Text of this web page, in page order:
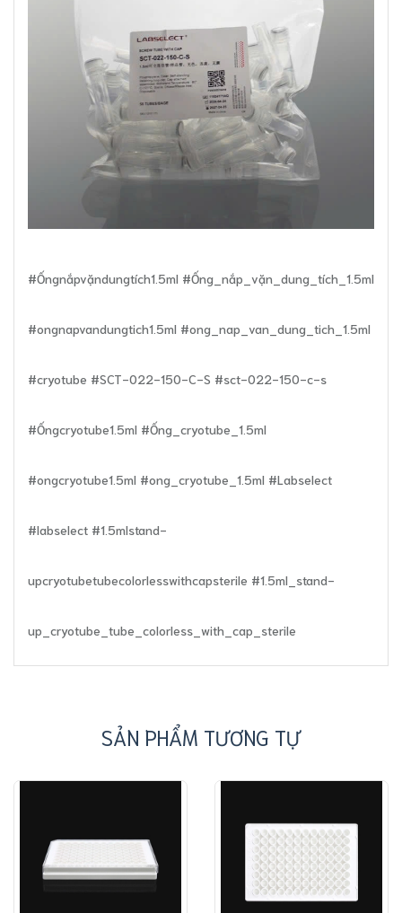
#Ốngnắpvặndungtích1.5ml #Ống_nắp_vặn_dung_tích_1.5ml
#ongnapvandungtich1.5ml #ong_nap_van_dung_tich_1.5ml
#cryotube #SCT-022-150-C-S #sct-022-150-c-s
#Ốngcryotube1.5ml #Ống_cryotube_1.5ml
#ongcryotube1.5ml #ong_cryotube_1.5ml #Labselect
#labselect #1.5mlstand-
upcryotubetubecolorlesswithcapsterile #1.5ml_stand-
up_cryotube_tube_colorless_with_cap_sterile
SẢN PHẨM TƯƠNG TỰ